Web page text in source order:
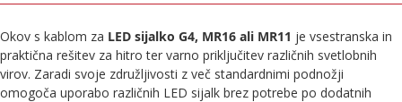
Okov s kablom za LED sijalko G4, MR16 ali MR11 je vsestranska in
praktična rešitev za hitro ter varno priključitev različnih svetlobnih
virov. Zaradi svoje združljivosti z več standardnimi podnožji
omogoča uporabo različnih LED sijalk brez potrebe po dodatnih